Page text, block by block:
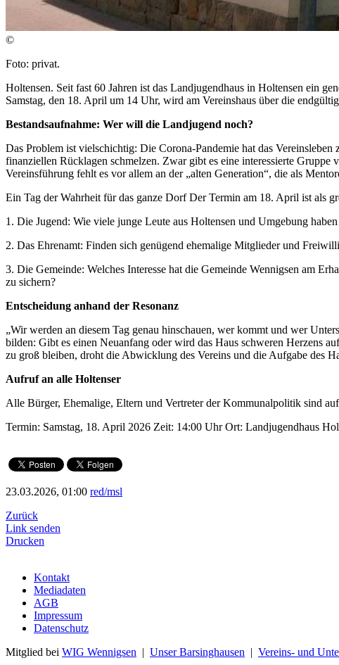
©
Foto: privat.
Holtensen. Seit fast 60 Jahren ist das Landjugendhaus in Holtensen ein
Samstag, den 18. April um 14 Uhr, wird am Vereinshaus über die
Bestandsaufnahme: Wer will die Landjugend noch?
Das Problem ist vielschichtig: Die Corona-Pandemie hat das
finanziellen Rücklagen schmelzen. Zwar gibt es eine interessierte
Vereinsführung fehlt es vor allem an der „alten Generation“, die als
Ein Tag der Wahrheit für das ganze Dorf Der Termin am 18. April ist als
1. Die Jugend: Wie viele junge Leute aus Holtensen und Umgebung
2. Das Ehrenamt: Finden sich genügend ehemalige Mitglieder und
3. Die Gemeinde: Welches Interesse hat die Gemeinde Wennigsen am
zu sichern?
Entscheidung anhand der Resonanz
„Wir werden an diesem Tag genau hinschauen, wer kommt und wer
bilden: Gibt es einen Neuanfang oder wird das Haus schweren Herzens
zu groß bleiben, droht die Abwicklung des Vereins und die Aufgabe des
Aufruf an alle Holtenser
Alle Bürger, Ehemalige, Eltern und Vertreter der Kommunalpolitik sind
Termin: Samstag, 18. April 2026 Zeit: 14:00 Uhr Ort: Landjugendhaus
23.03.2026, 01:00 red/msl
Zurück
Link senden
Drucken
Kontakt
Mediadaten
AGB
Impressum
Datenschutz
Mitglied bei WIG Wennigsen | Unser Barsinghausen | Vereins- und